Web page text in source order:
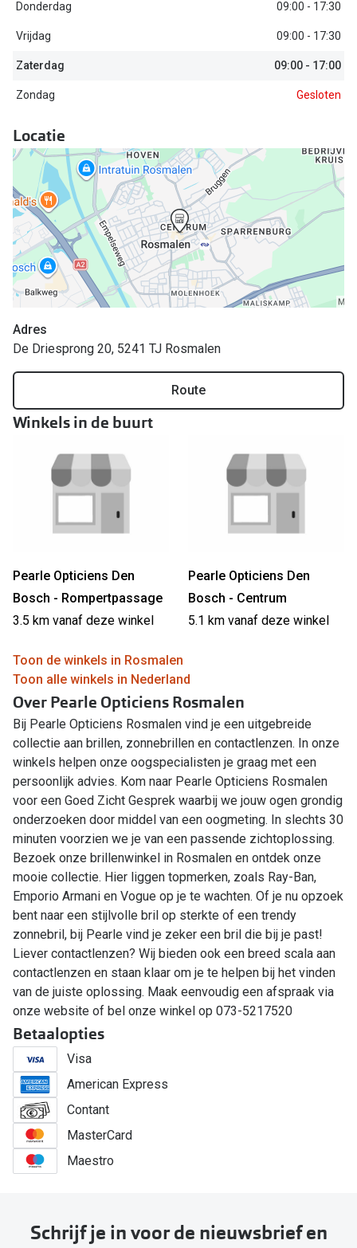
Merken
Ray-Ban
DbyD
Michael Kors
Emporio Armani
Unofficial
Oakley
Ralph Lauren
Alle brillen merken
Online bril kopen in maar 4 stappen
Soorten brillenglazen
Bril online passen
Brillentrends
Meekleurende glazen
Nachtbril
Biofinity
Dailies
Alle
Doe de
Lenzen
Alles
Donderdag 09:00 - 17:30
Vrijdag 09:00 - 17:30
Zaterdag 09:00 - 17:00
Zondag Gesloten
Locatie
Adres
De Driesprong 20, 5241 TJ Rosmalen
Route
Winkels in de buurt
Pearle Opticiens Den
Bosch - Rompertpassage
3.5 km vanaf deze winkel
Pearle Opticiens Den
Bosch - Centrum
5.1 km vanaf deze winkel
Toon de winkels in Rosmalen
Toon alle winkels in Nederland
Over Pearle Opticiens Rosmalen
Bij Pearle Opticiens Rosmalen vind je een uitgebreide
collectie aan brillen, zonnebrillen en contactlenzen. In onze
winkels helpen onze oogspecialisten je graag met een
persoonlijk advies. Kom naar Pearle Opticiens Rosmalen
voor een Goed Zicht Gesprek waarbij we jouw ogen grondig
onderzoeken door middel van een oogmeting. In slechts 30
minuten voorzien we je van een passende zichtoplossing.
Bezoek onze brillenwinkel in Rosmalen en ontdek onze
mooie collectie. Hier liggen topmerken, zoals Ray-Ban,
Emporio Armani en Vogue op je te wachten. Of je nu opzoek
bent naar een stijlvolle bril op sterkte of een trendy
zonnebril, bij Pearle vind je zeker een bril die bij je past!
Liever contactlenzen? Wij bieden ook een breed scala aan
contactlenzen en staan klaar om je te helpen bij het vinden
van de juiste oplossing. Maak eenvoudig een afspraak via
onze website of bel onze winkel op 073-5217520
Betaalopties
Visa
American Express
Contant
MasterCard
Maestro
Schrijf je in voor de nieuwsbrief en